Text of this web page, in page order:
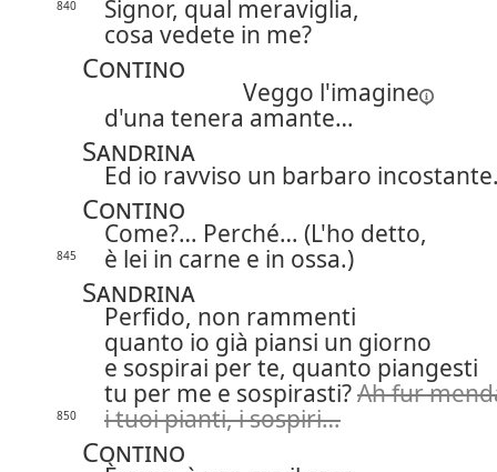
840
Signor, qual meraviglia,
cosa vedete in me?
Contino
Veggo l'imagine
d'una tenera amante…
Sandrina
Ed io ravviso un barbaro
Contino
Come?… Perché… (L'ho detto,
845 è lei in carne e in ossa.)
Sandrina
Perfido, non rammenti
quanto io già piansi un giorno
e sospirai per te, quanto piangesti
tu per me e sospirasti?Ah fur
850 i tuoi pianti, i sospiri…
Contino